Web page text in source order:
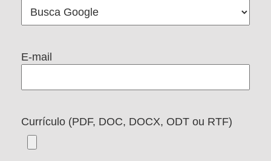
E-mail
Currículo (PDF, DOC, DOCX, ODT ou RTF)